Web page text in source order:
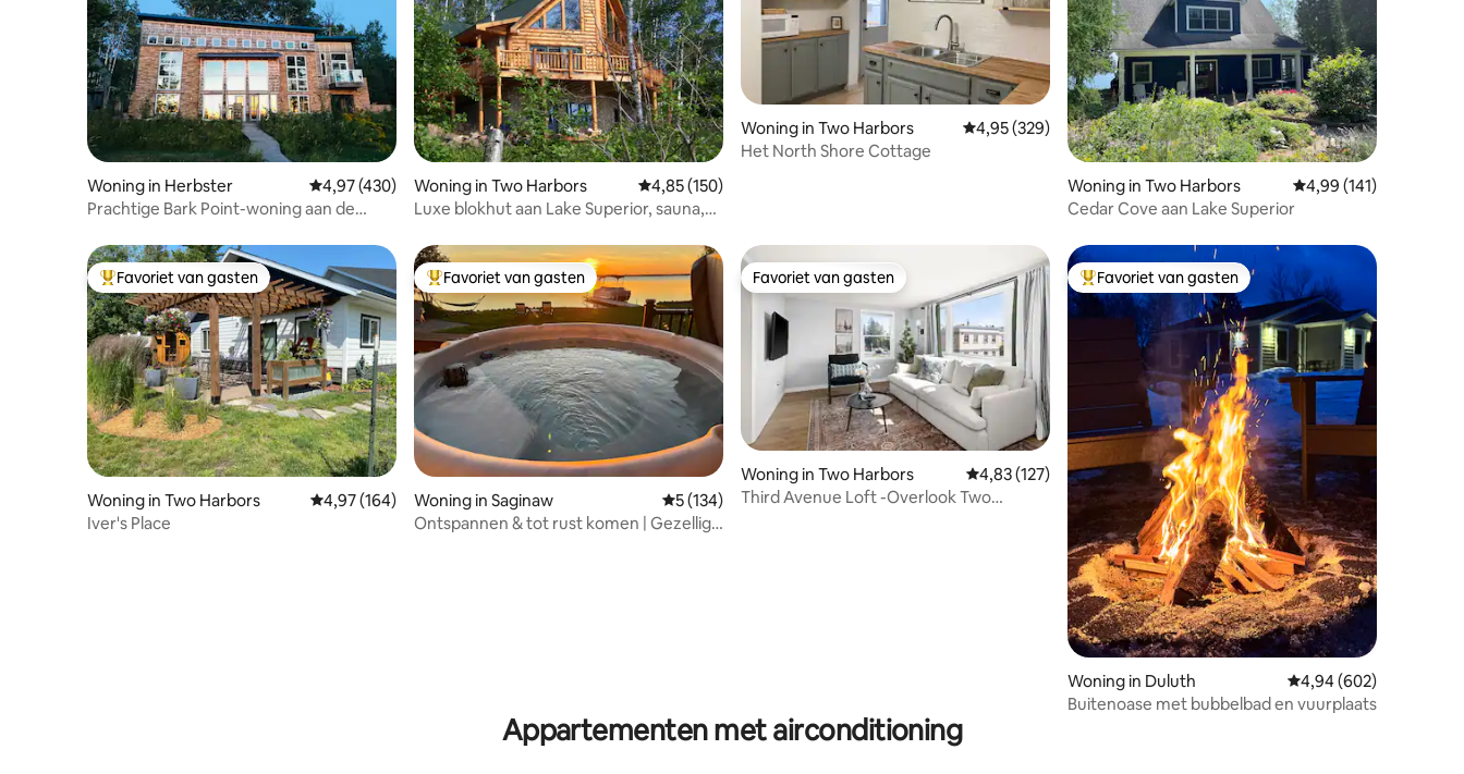
Woning in Herbster Gemiddelde beoordeling van 4,97 uit 5, 430 recensies
4,97 (430)
Prachtige Bark Point-woning aan de
Woning in Two Harbors Gemiddelde beoordeling van 4,85 uit 5, 150 recensies
4,85 (150)
Luxe blokhut aan Lake Superior, sauna,
Woning in Two Harbors Gemiddelde beoordeling van 4,95 uit 5, 329 recensies
4,95 (329)
Het North Shore Cottage
Woning in Two Harbors Gemiddelde
4,99 (141)
Cedar Cove aan Lake Superior
Topfavoriet van gasten
Favoriet van gasten
Woning in Two Harbors Gemiddelde beoordeling van 4,97 uit 5, 164 recensies
4,97 (164)
Iver's Place
Topfavoriet van gasten
Favoriet van gasten
Woning in Saginaw Gemiddelde beoordeling van 5 uit 5, 134 recensies
5 (134)
Ontspannen & tot rust komen | Gezellige
Favoriet van gasten
Favoriet van gasten
Woning in Two Harbors Gemiddelde beoordeling van 4,83 uit 5, 127 recensies
4,83 (127)
Third Avenue Loft -Overlook Two
Topfavoriet van gasten
Favoriet van gasten
Woning in Duluth Gemiddelde
4,94 (602)
Buitenoase met bubbelbad en vuurplaats
Appartementen met airconditioning